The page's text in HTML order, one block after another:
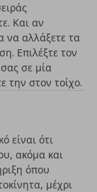
Και αν
να αλλάξετε τα
Επιλέξτε τον
σε μία
την στον τοίχο.
είναι ότι
ακόμα και
όπου
μέχρι